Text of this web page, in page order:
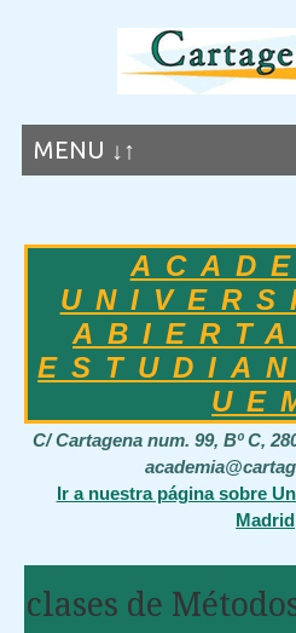
MENU ↓↑
C/ Cartagena num. 99, Bº C,
Ir a nuestra página sobre
Madrid
clases de